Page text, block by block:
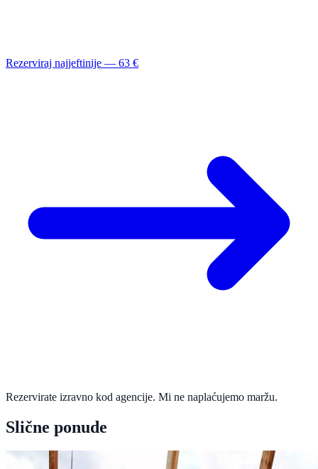
Rezerviraj najjeftinije — 63 €
Rezervirate izravno kod agencije. Mi ne naplaćujemo maržu.
Slične ponude